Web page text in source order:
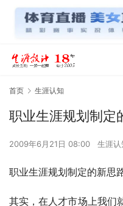
首页 生涯认知
职业生涯规划制定
2009年6月21日 08:00 生涯认
职业生涯规划制定的新思
其实，在人才市场上我们